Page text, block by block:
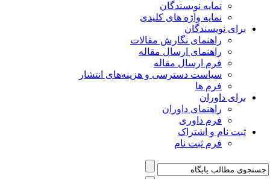
نمایه نویسندگان
نمایه واژه های کلیدی
برای نویسندگان
راهنمای نگارش مقالات
راهنمای ارسال مقاله
فرم ارسال مقاله
سیاست دسترسی و هزینه‌های انتشار
فرم ها
برای داوران
راهنمای داوران
فرم داوری
ثبت نام و اشتراک
فرم ثبت نام